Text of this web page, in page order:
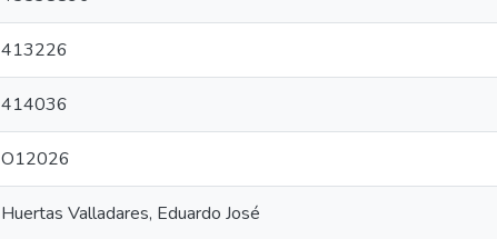
413226
414036
O12026
Huertas Valladares, Eduardo José